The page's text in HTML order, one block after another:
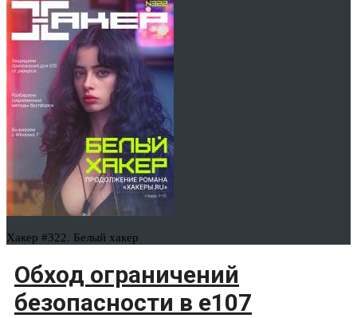
Хакер #322. Белый хакер
Обход ограничений
безопасности в e107